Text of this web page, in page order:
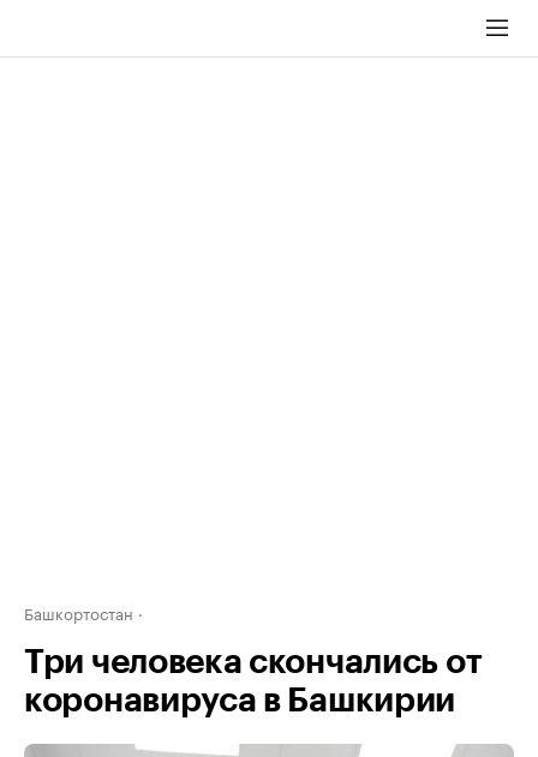
Башкортостан
Три человека скончались от
коронавируса в Башкирии